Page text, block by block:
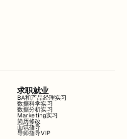
求职就业
BA和产品经理实习
数据科学实习
数据分析实习
Marketing实习
简历修改
面试指导
导师指导VIP